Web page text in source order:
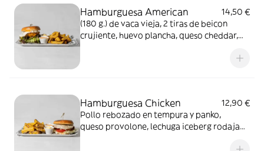
Hamburguesa American
14,50 €
(180 g.) de vaca vieja, 2 tiras de beicon
crujiente, huevo plancha, queso cheddar,
supermayonesa, pan de brioche y patatas
Hamburguesa Chicken
12,90 €
Pollo rebozado en tempura y panko,
queso provolone, lechuga iceberg rodaja